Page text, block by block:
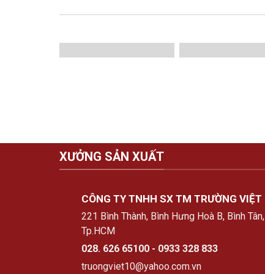
XƯỞNG SẢN XUẤT
CÔNG TY TNHH SX TM TRƯỜNG VIỆT
221 Bình Thành, Bình Hưng Hoà B, Bình Tân,
Tp.HCM
028. 626 65100 - 0933 328 833
truongviet10@yahoo.com.vn